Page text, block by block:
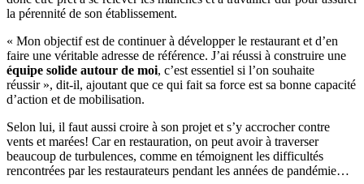
la pérennité de son établissement.
« Mon objectif est de continuer à développer le restaurant et d’en
faire une véritable adresse de référence. J’ai réussi à construire une
équipe solide autour de moi, c’est essentiel si l’on souhaite
réussir », dit-il, ajoutant que ce qui fait sa force est sa bonne capacité
d’action et de mobilisation.
Selon lui, il faut aussi croire à son projet et s’y accrocher contre
vents et marées! Car en restauration, on peut avoir à traverser
beaucoup de turbulences, comme en témoignent les difficultés
rencontrées par les restaurateurs pendant les années de pandémie…